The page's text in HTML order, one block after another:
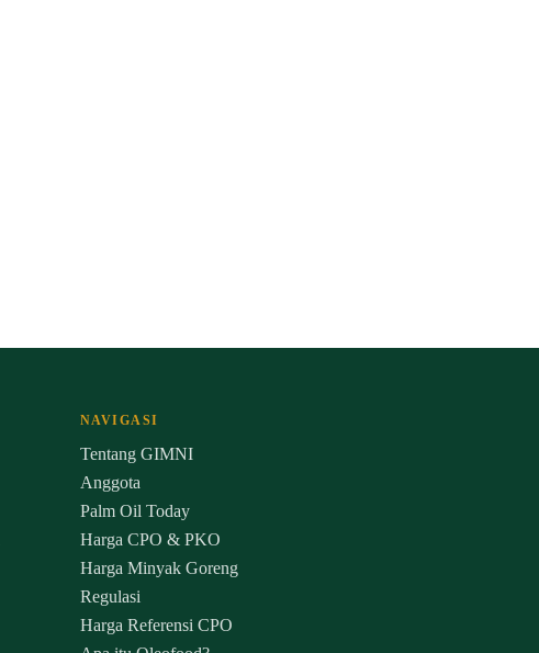
NAVIGASI
Tentang GIMNI
Anggota
Palm Oil Today
Harga CPO & PKO
Harga Minyak Goreng
Regulasi
Harga Referensi CPO